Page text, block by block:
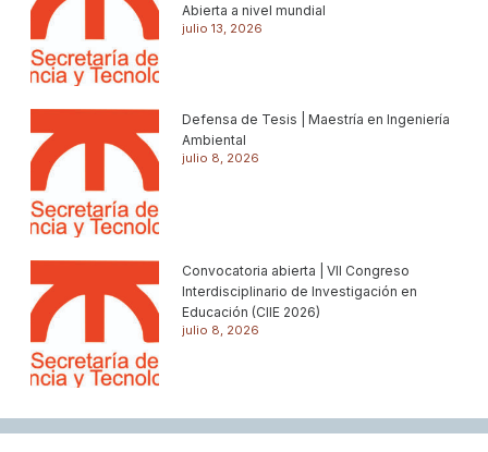
Abierta a nivel mundial
julio 13, 2026
Defensa de Tesis | Maestría en Ingeniería
Ambiental
julio 8, 2026
Convocatoria abierta | VII Congreso
Interdisciplinario de Investigación en
Educación (CIIE 2026)
julio 8, 2026